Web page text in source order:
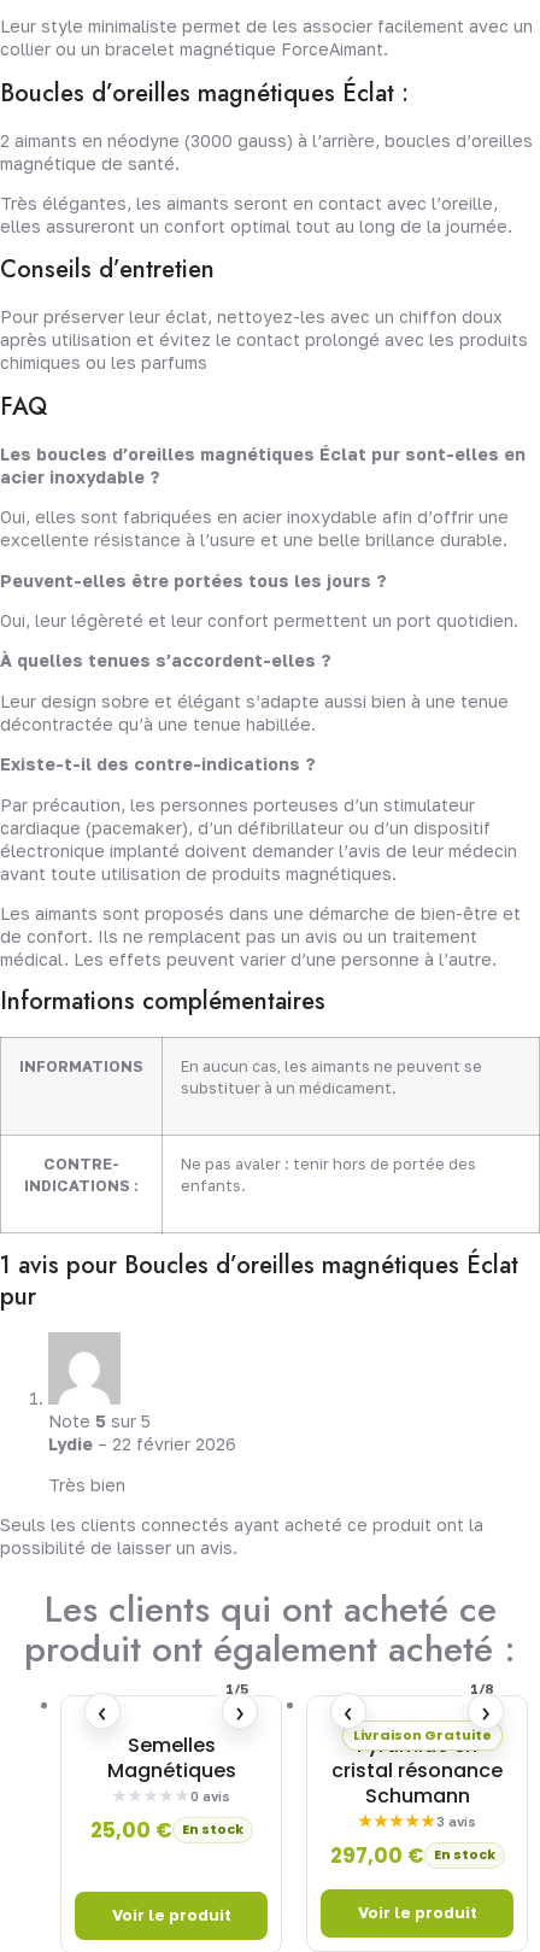
Leur style minimaliste permet de les associer facilement avec un
collier ou un bracelet magnétique ForceAimant.
Boucles d’oreilles magnétiques Éclat :
2 aimants en néodyne (3000 gauss) à l’arrière, boucles d’oreilles
magnétique de santé.
Très élégantes, les aimants seront en contact avec l’oreille,
elles assureront un confort optimal tout au long de la journée.
Conseils d’entretien
Pour préserver leur éclat, nettoyez-les avec un chiffon doux
après utilisation et évitez le contact prolongé avec les produits
chimiques ou les parfums
FAQ
Les boucles d’oreilles magnétiques Éclat pur sont-elles en
acier inoxydable ?
Oui, elles sont fabriquées en acier inoxydable afin d’offrir une
excellente résistance à l’usure et une belle brillance durable.
Peuvent-elles être portées tous les jours ?
Oui, leur légèreté et leur confort permettent un port quotidien.
À quelles tenues s’accordent-elles ?
Leur design sobre et élégant s’adapte aussi bien à une tenue
décontractée qu’à une tenue habillée.
Existe-t-il des contre-indications ?
Par précaution, les personnes porteuses d’un stimulateur
cardiaque (pacemaker), d’un défibrillateur ou d’un dispositif
électronique implanté doivent demander l’avis de leur médecin
avant toute utilisation de produits magnétiques.
Les aimants sont proposés dans une démarche de bien-être et
de confort. Ils ne remplacent pas un avis ou un traitement
médical. Les effets peuvent varier d’une personne à l’autre.
Informations complémentaires
INFORMATIONS
En aucun cas, les aimants ne peuvent se
substituer à un médicament.
CONTRE-
INDICATIONS :
Ne pas avaler : tenir hors de portée des
enfants.
1 avis pour Boucles d’oreilles magnétiques Éclat
pur
Note 5 sur 5
Lydie – 22 février 2026
Très bien
Seuls les clients connectés ayant acheté ce produit ont la
possibilité de laisser un avis.
Les clients qui ont acheté ce
produit ont également acheté :
Semelles
Magnétiques
0 avis
25,00 € En stock
‹ ›
1/5
Pyramide en
cristal résonance
Schumann
3 avis
297,00 € En stock
Livraison Gratuite
‹ ›
1/8